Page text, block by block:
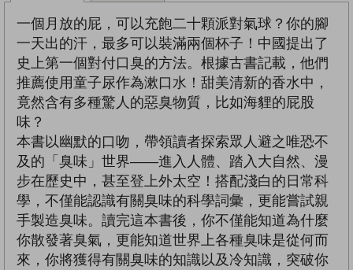
一個月放的屁，可以充飽二十顆派對氣球？你的腳
一天出的汗，最多可以裝滿兩個杯子！中國提出了
史上第一個對付口臭的方法。根據古書記載，他們
推薦使用童子尿作為漱口水！甜美清新的香水中，
竟然含有多種驚人的惡臭物質，比如海貍的屁股
味？
本書以幽默的口吻，帶領讀者探索眾人避之唯恐不
及的「臭味」世界——進入人體、踏入大自然、漫
步在歷史中，甚至登上外太空！搭配淺白的日常科
學，不僅能認識有關臭味的科學詞彙，更能嘗試親
手製造臭味。讀完這本書後，你不僅能知道為什麼
你散發著臭氣，更能知道世界上各種臭味是從何而
來，你將獲得有關臭味的知識以及冷知識，突破你